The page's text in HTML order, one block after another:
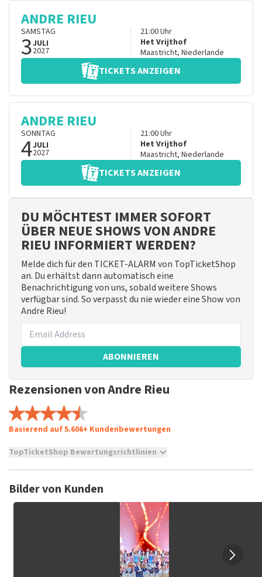
ANDRE RIEU
SAMSTAG
3JULI
2027
21:00Uhr
Het Vrijthof
Maastricht, Niederlande
TICKETS ANZEIGEN
ANDRE RIEU
SONNTAG
4JULI
2027
21:00Uhr
Het Vrijthof
Maastricht, Niederlande
TICKETS ANZEIGEN
DU MÖCHTEST IMMER SOFORT
ÜBER NEUE SHOWS VON ANDRE
RIEU INFORMIERT WERDEN?
Melde dich für den TICKET-ALARM von TopTicketShop
an. Du erhältst dann automatisch eine
Benachrichtigung von uns, sobald weitere Shows
verfügbar sind. So verpasst du nie wieder eine Show von
Andre Rieu!
ABONNIEREN
Rezensionen von Andre Rieu
Basierend auf 5.606+ Kundenbewertungen
TopTicketShop Bewertungsrichtlinien
Es ist nicht möglich, eine Bewertung abzugeben, wenn du
beleidigender Sprache und/oder falschen Angaben werden
nicht veröffentlicht. Es kann einige Wochen dauern, bis eine
Bewertung veröffentlicht wird.
Bilder von Kunden